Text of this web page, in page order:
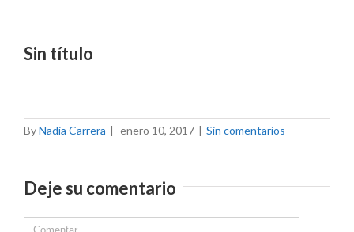
Sin título
ByNadia Carrera | enero 10, 2017 | Sin comentarios
Deje su comentario
Comment